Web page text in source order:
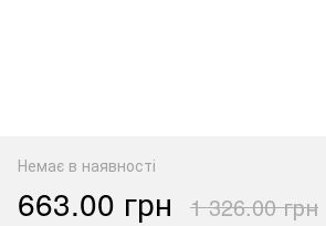
Немає в наявності
663.00 грн 1 326.00 грн